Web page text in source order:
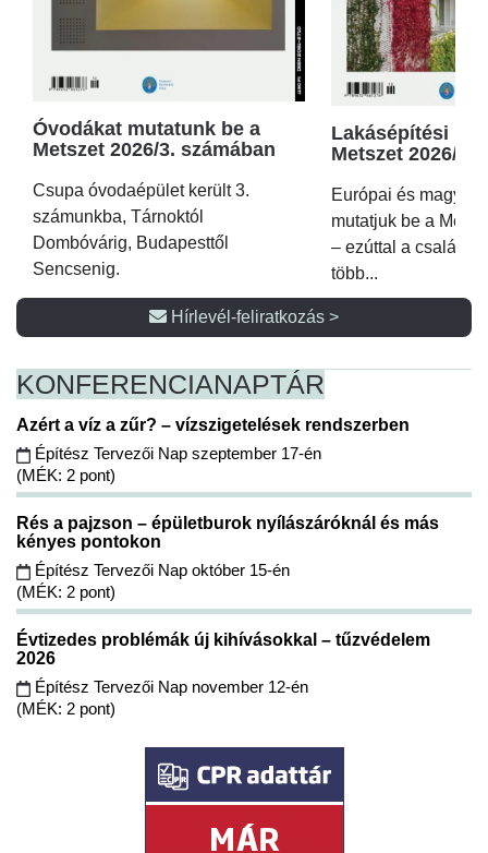
Óvodákat mutatunk be a
Metszet 2026/3. számában
Csupa óvodaépület került 3.
számunkba, Tárnoktól
Dombóvárig, Budapesttől
Sencsenig.
Lakásépítési
Metszet 2026/2.
Európai és magyar
mutatjuk be a
– ezúttal a családi
több...
Hírlevél-feliratkozás >
KONFERENCIANAPTÁR
Azért a víz a zűr? – vízszigetelések rendszerben
Építész Tervezői Nap szeptember 17-én
(MÉK: 2 pont)
Rés a pajzson – épületburok nyílászáróknál és más
kényes pontokon
Építész Tervezői Nap október 15-én
(MÉK: 2 pont)
Évtizedes problémák új kihívásokkal – tűzvédelem
2026
Építész Tervezői Nap november 12-én
(MÉK: 2 pont)